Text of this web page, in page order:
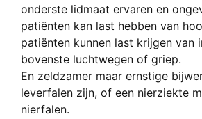
onderste lidmaat ervaren en
patiënten kan last hebben van
patiënten kunnen last krijgen van
bovenste luchtwegen of griep.
En zeldzamer maar ernstige
leverfalen zijn, of een nierziekte
nierfalen.